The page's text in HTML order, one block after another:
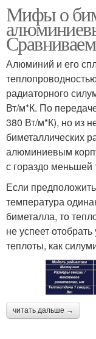
Мифы о
Алюминий и его
радиаторного
Вт/м*К. По
380 Вт/м*К), но из
биметаллических
алюминиевым
с гораздо
Если
температура
биметалла, то
не успеет
теплоты, как
читать дальше →